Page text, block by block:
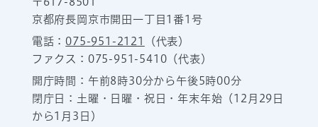
京都府長岡京市開田一丁目1番1号
電話：075-951-2121
（代表）
ファクス：075-951-5410（代表）
開庁時間：午前8時30分から午後5時00分
閉庁日：土曜・日曜・祝日・年末年始（12月29日
から1月3日）